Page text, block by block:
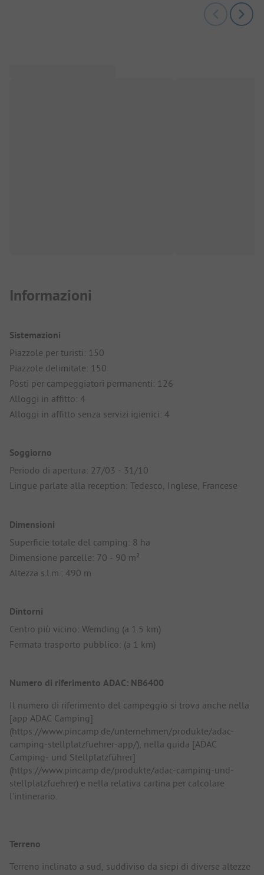
Informazioni
Sistemazioni
Piazzole per turisti: 150
Piazzole delimitate: 150
Posti per campeggiatori permanenti: 126
Alloggi in affitto: 4
Alloggi in affitto senza servizi igienici: 4
Soggiorno
Periodo di apertura: 27/03 - 31/10
Lingue parlate alla reception: Tedesco, Inglese, Francese
Dimensioni
Superficie totale del camping: 8 ha
Dimensione parcelle: 70 - 90 m²
Altezza s.l.m.: 490 m
Dintorni
Centro più vicino: Wemding (a 1.5 km)
Fermata trasporto pubblico: (a 1 km)
Numero di riferimento ADAC: NB6400
Il numero di riferimento del campeggio si trova anche nella
[app ADAC Camping]
(https://www.pincamp.de/unternehmen/produkte/adac-
camping-stellplatzfuehrer-app/), nella guida [ADAC
Camping- und Stellplatzführer]
(https://www.pincamp.de/produkte/adac-camping-und-
stellplatzfuehrer) e nella relativa cartina per calcolare
l'intinerario.
Terreno
Terreno inclinato a sud, suddiviso da siepi di diverse altezze